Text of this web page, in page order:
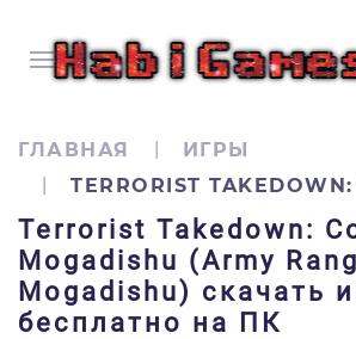
ГЛАВНАЯ
ИГРЫ
TERRORIST
Terrorist Takedown:
Mogadishu (Army
Mogadishu) скачать
бесплатно на ПК